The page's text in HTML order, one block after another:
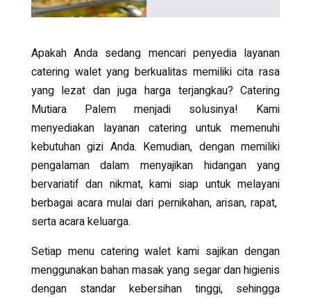
Apakah Anda sedang mencari penyedia layanan
catering walet yang berkualitas memiliki cita rasa
yang lezat dan juga harga terjangkau? Catering
Mutiara Palem menjadi solusinya! Kami
menyediakan layanan catering untuk memenuhi
kebutuhan gizi Anda. Kemudian, dengan memiliki
pengalaman dalam menyajikan hidangan yang
bervariatif dan nikmat, kami siap untuk melayani
berbagai acara mulai dari pernikahan, arisan, rapat,
serta acara keluarga.
Setiap menu catering walet kami sajikan dengan
menggunakan bahan masak yang segar dan higienis
dengan standar kebersihan tinggi, sehingga